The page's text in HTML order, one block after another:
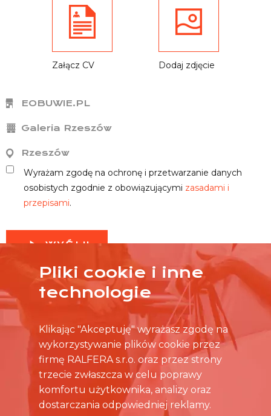
Załącz CV Dodaj zdjęcie
EOBUWIE.PL
Galeria Rzeszów
Rzeszów
Wyrażam zgodę na ochronę i przetwarzanie danych
osobistych zgodnie z obowiązującymi zasadami i
przepisami.
WYŚLIJ
Pliki cookie i inne
technologie
Klikając "Akceptuję" wyrażasz zgodę na
wykorzystywanie plików cookie przez
firmę RALFERA s.r.o. oraz przez strony
trzecie zwłaszcza w celu poprawy
komfortu użytkownika, analizy oraz
dostarczania odpowiedniej reklamy.